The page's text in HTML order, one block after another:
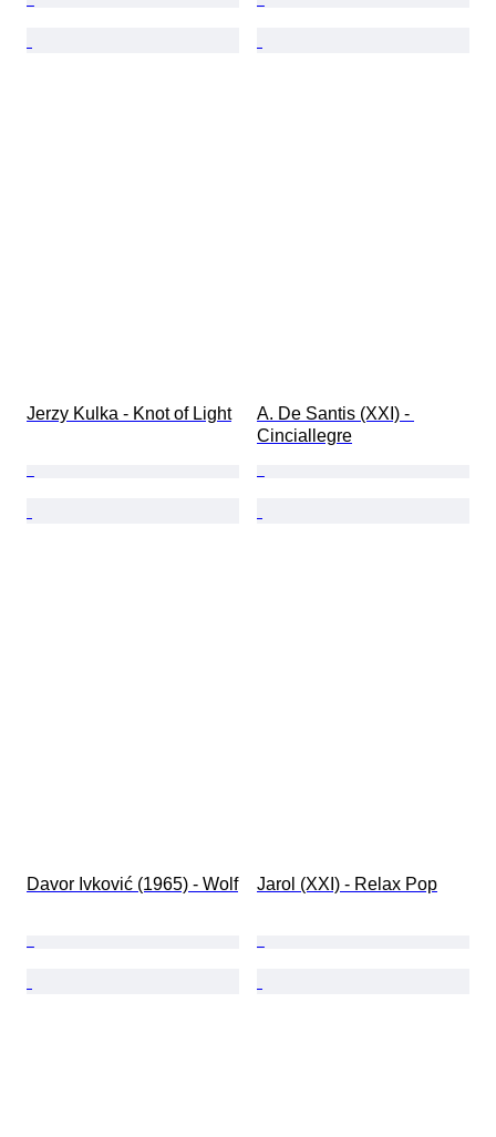
Jerzy Kulka - Knot of Light
A. De Santis (XXI) -
Cinciallegre
Davor Ivković (1965) - Wolf Jarol (XXI) - Relax Pop